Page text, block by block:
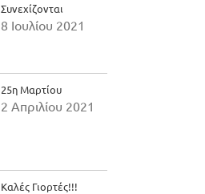
Συνεχίζονται
8 Ιουλίου 2021
25η Μαρτίου
2 Απριλίου 2021
Καλές Γιορτές!!!